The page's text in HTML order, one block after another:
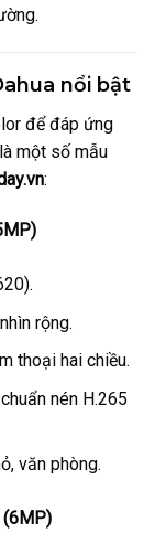
nổi bật
để đáp ứng
một số mẫu
:
rộng.
thoại hai chiều.
nén H.265
văn phòng.
(6MP)